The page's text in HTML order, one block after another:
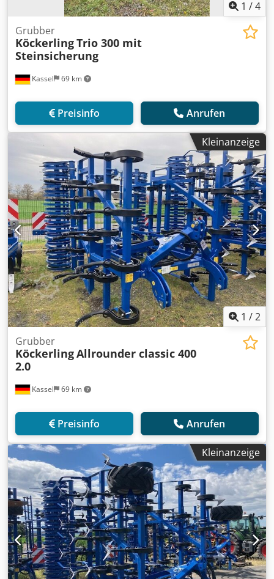
1 /4
Kassel 69 km
Grubber
KöckerlingTrio 300 mit
Steinsicherung
Preisinfo Anrufen
Kleinanzeige
1 /2
Kassel 69 km
Grubber
KöckerlingAllrounder classic 400
2.0
Preisinfo Anrufen
Kleinanzeige